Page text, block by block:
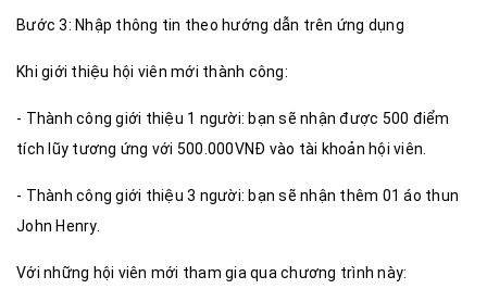
Bước 3: Nhập thông tin theo hướng dẫn trên ứng dụng​
Khi giới thiệu hội viên mới thành công: ​
- Thành công giới thiệu 1 người: bạn sẽ nhận được 500 điểm
tích lũy tương ứng với 500.000VNĐ vào tài khoản hội viên​.
- Thành công giới thiệu 3 người: bạn sẽ nhận thêm 01 áo thun
John Henry​. ​
Với những hội viên mới tham gia qua chương trình này: ​